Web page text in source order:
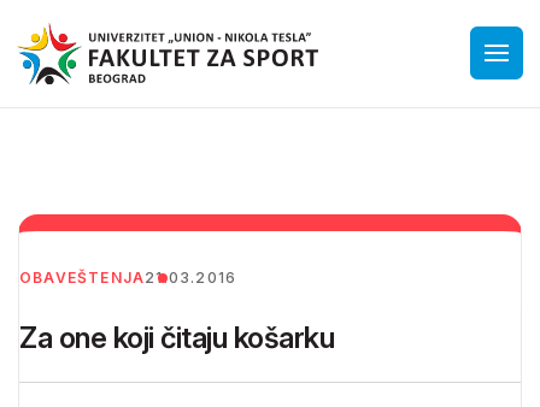
OBAVEŠTENJA21.03.2016
Za one koji čitaju košarku